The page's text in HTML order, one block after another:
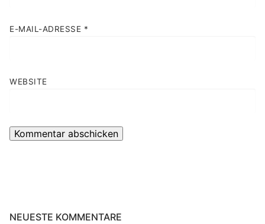
E-MAIL-ADRESSE *
WEBSITE
NEUESTE KOMMENTARE